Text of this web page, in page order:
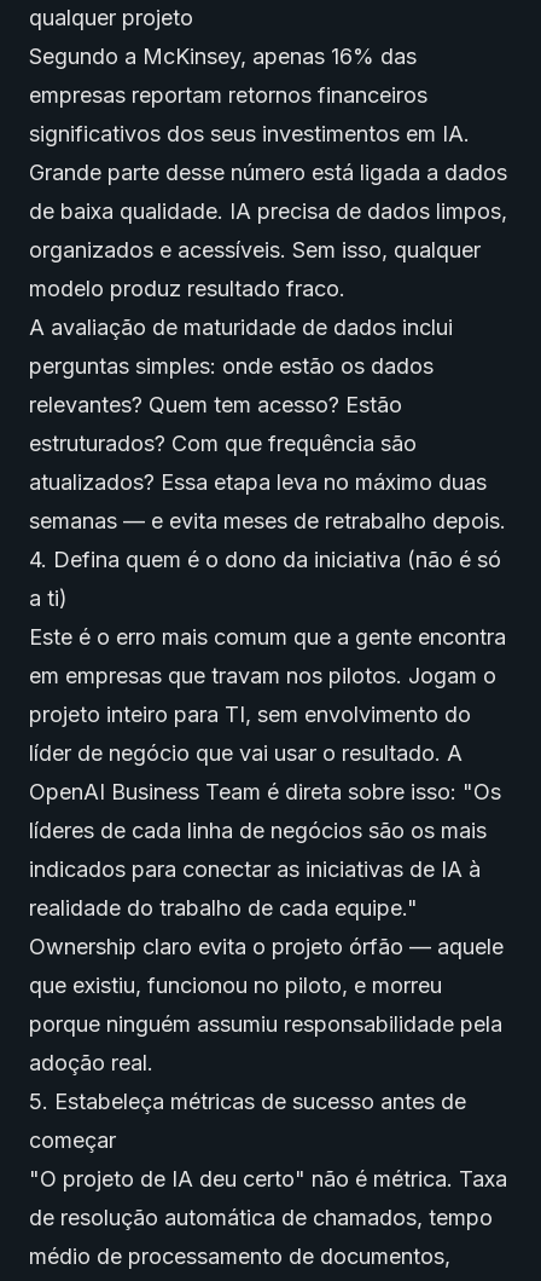
qualquer projeto
Segundo a McKinsey, apenas 16% das
empresas reportam retornos financeiros
significativos dos seus investimentos em IA.
Grande parte desse número está ligada a dados
de baixa qualidade. IA precisa de dados limpos,
organizados e acessíveis. Sem isso, qualquer
modelo produz resultado fraco.
A avaliação de maturidade de dados inclui
perguntas simples: onde estão os dados
relevantes? Quem tem acesso? Estão
estruturados? Com que frequência são
atualizados? Essa etapa leva no máximo duas
semanas — e evita meses de retrabalho depois.
4. Defina quem é o dono da iniciativa (não é só
a ti)
Este é o erro mais comum que a gente encontra
em empresas que travam nos pilotos. Jogam o
projeto inteiro para TI, sem envolvimento do
líder de negócio que vai usar o resultado. A
OpenAI Business Team é direta sobre isso: "Os
líderes de cada linha de negócios são os mais
indicados para conectar as iniciativas de IA à
realidade do trabalho de cada equipe."
Ownership claro evita o projeto órfão — aquele
que existiu, funcionou no piloto, e morreu
porque ninguém assumiu responsabilidade pela
adoção real.
5. Estabeleça métricas de sucesso antes de
começar
"O projeto de IA deu certo" não é métrica. Taxa
de resolução automática de chamados, tempo
médio de processamento de documentos,